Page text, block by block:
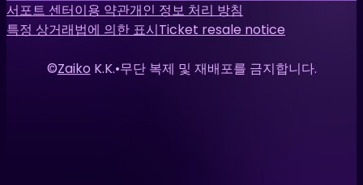
서포트 센터이용 약관개인 정보 처리 방침
특정 상거래법에 의한 표시Ticket resale notice
©Zaiko K.K.•무단 복제 및 재배포를 금지합니다.